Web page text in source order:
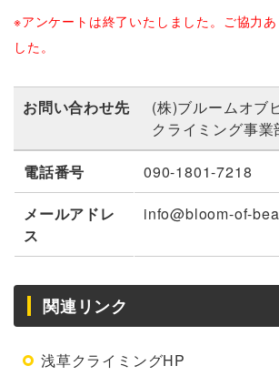
※アンケートは終了いたしました。ご協力
した。
お問い合わせ先
(株)ブルームオブ
クライミング事業
電話番号
090-1801-7218
メールアドレ
ス
info@bloom-of-
関連リンク
浅草クライミングHP